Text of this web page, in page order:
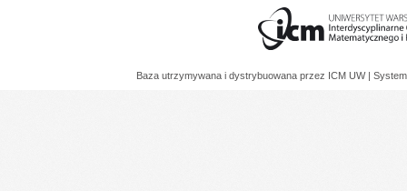
Baza utrzymywana i dystrybuowana przez ICM UW |